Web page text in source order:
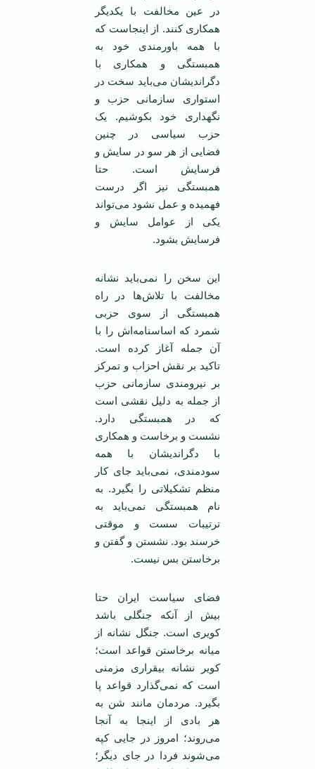
در عين مخالفت ‏با يکديگر
همکاری کنند. از اينجاست که
با ‏همه باورمندی خود به
همبستگی و همکاری ‏با
دگرانديشان می‌بايد سخت در
استواری ‏سازمانی حزب و
نگهداری خود بکوشيم. ‏يک
حزب سياسی در چنين
فضايی از هر ‏سو در سايش و
فرسايش است. حتا
همبستگی ‏نيز اگر درست
فهميده و عمل نشود می‌تواند
‏يکی از عوامل سايش و
فرسايش بشود.‏
اين سخن را نمی‌بايد نشانه
مخالفت با ‏تلاش‌ها در راه
همبستگی از سوی حزبی
‏شمرد که اساسنامه‌اش را با
آن جمله آغاز ‏کرده است.
تاکيد بر نقش احزاب و تمرکز
‏بر نيرومندی سازمانی حزب
از جمله به دليل ‏نقشی است
که در همبستگی دارد.
نشست و ‏برخاست و همکاری
با دگرانديشان با همه
‏سودمندی، نمی‌بايد جای کار
منظم تشکيلاتی ‏را بگيرد. به
نام همبستگی نمی‌بايد به
‏ترتيبات سست و موقتی
خرسند بود. نشستن ‏و گفتن و
برخاستن بس نيست. ‏
فضای سياست ايران حتا
بيش از آنکه ‏جنگلی باشد
کويری است. جنگل نشانه از
‏ميانه برخاستن قواعد است؛
کوير نشانه ‏بيقراری مزمنی
است که نمی‌گذارد قواعد پا
‏بگيرد. مردمان مانند شن به
هر بادی از ‏اينجا به آنجا
می‌روند؛ امروز در جايی کپه
‏می‌شوند فردا در جای ديگر؛